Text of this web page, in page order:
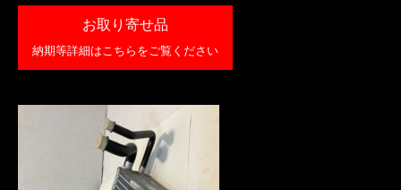
お取り寄せ品
納期等詳細はこちらをご覧ください